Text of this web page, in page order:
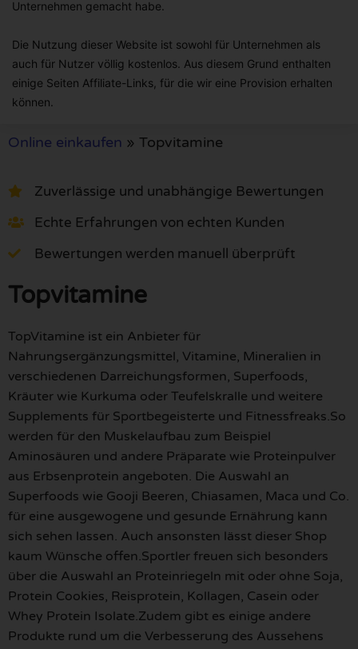
Unternehmen gemacht habe.
Die Nutzung dieser Website ist sowohl für Unternehmen als
auch für Nutzer völlig kostenlos. Aus diesem Grund enthalten
einige Seiten Affiliate-Links, für die wir eine Provision erhalten
können.
Online einkaufen » Topvitamine
Zuverlässige und unabhängige Bewertungen
Echte Erfahrungen von echten Kunden
Bewertungen werden manuell überprüft
Topvitamine
TopVitamine ist ein Anbieter für
Nahrungsergänzungsmittel, Vitamine, Mineralien in
verschiedenen Darreichungsformen, Superfoods,
Kräuter wie Kurkuma oder Teufelskralle und weitere
Supplements für Sportbegeisterte und Fitnessfreaks.So
werden für den Muskelaufbau zum Beispiel
Aminosäuren und andere Präparate wie Proteinpulver
aus Erbsenprotein angeboten. Die Auswahl an
Superfoods wie Gooji Beeren, Chiasamen, Maca und Co.
für eine ausgewogene und gesunde Ernährung kann
sich sehen lassen. Auch ansonsten lässt dieser Shop
kaum Wünsche offen.Sportler freuen sich besonders
über die Auswahl an Proteinriegeln mit oder ohne Soja,
Protein Cookies, Reisprotein, Kollagen, Casein oder
Whey Protein Isolate.Zudem gibt es einige andere
Produkte rund um die Verbesserung des Aussehens